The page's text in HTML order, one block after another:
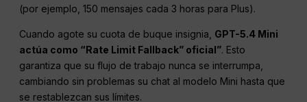
(por ejemplo, 150 mensajes cada 3 horas para Plus).
Cuando agote su cuota de buque insignia, GPT-5.4 Mini
actúa como “Rate Limit Fallback” oficial”. Esto
garantiza que su flujo de trabajo nunca se interrumpa,
cambiando sin problemas su chat al modelo Mini hasta que
se restablezcan sus límites.